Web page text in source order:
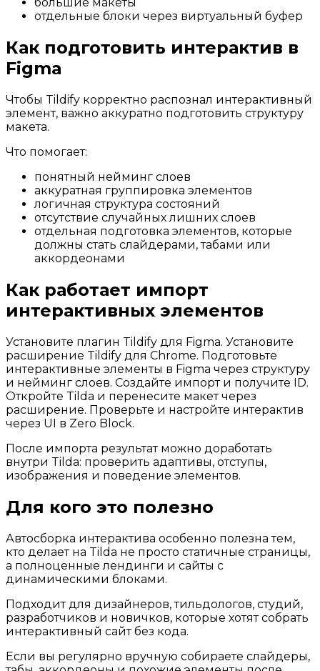
большие макеты
отдельные блоки через виртуальный буфер
Как подготовить интерактив в
Figma
Чтобы Tildify корректно распознал интерактивный
элемент, важно аккуратно подготовить структуру
макета.
Что помогает:
понятный нейминг слоев
аккуратная группировка элементов
логичная структура состояний
отсутствие случайных лишних слоев
отдельная подготовка элементов, которые
должны стать слайдерами, табами или
аккордеонами
Как работает импорт
интерактивных элементов
Установите плагин Tildify для Figma. Установите
расширение Tildify для Chrome. Подготовьте
интерактивные элементы в Figma через структуру
и нейминг слоев. Создайте импорт и получите ID.
Откройте Tilda и перенесите макет через
расширение. Проверьте и настройте интерактив
через UI в Zero Block.
После импорта результат можно доработать
внутри Tilda: проверить адаптивы, отступы,
изображения и поведение элементов.
Для кого это полезно
Автосборка интерактива особенно полезна тем,
кто делает на Tilda не просто статичные страницы,
а полноценные лендинги и сайты с
динамическими блоками.
Подходит для дизайнеров, тильдологов, студий,
разработчиков и новичков, которые хотят собрать
интерактивный сайт без кода.
Если вы регулярно вручную собираете слайдеры,